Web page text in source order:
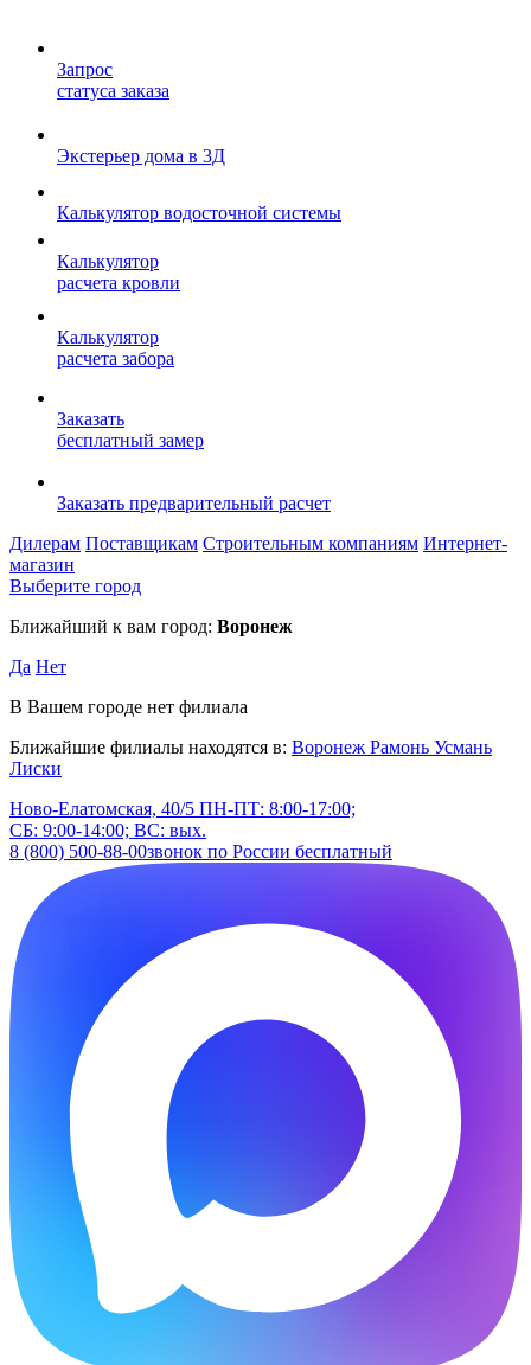
Запрос
статуса заказа
Экстерьер дома в 3Д
Калькулятор водосточной системы
Калькулятор
расчета кровли
Калькулятор
расчета забора
Заказать
бесплатный замер
Заказать предварительный расчет
Дилерам Поставщикам Строительным компаниям Интернет-
магазин
Выберите город
Ближайший к вам город: Воронеж
Да Нет
В Вашем городе нет филиала
Ближайшие филиалы находятся в: Воронеж Рамонь Усмань
Лиски
Ново-Елатомская, 40/5 ПН-ПТ: 8:00-17:00;
СБ: 9:00-14:00; ВС: вых.
8 (800) 500-88-00звонок по России бесплатный